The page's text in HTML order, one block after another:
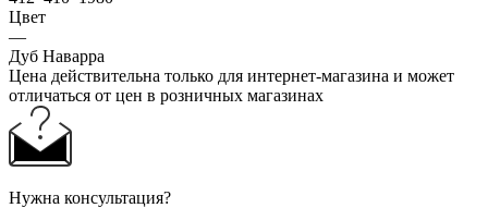
Цвет
—
Дуб Наварра
Цена действительна только для интернет-магазина и может
отличаться от цен в розничных магазинах
Нужна консультация?